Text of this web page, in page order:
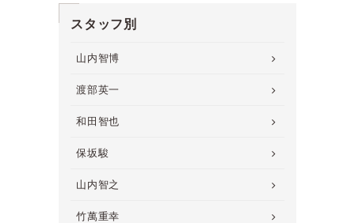
スタッフ別
山内智博
渡部英一
和田智也
保坂駿
山内智之
竹萬重幸